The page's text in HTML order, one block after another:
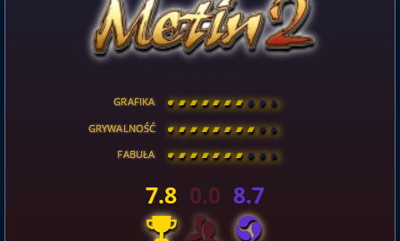
GRAFIKA [ \ \ \ \ \ \ \ \ ]
GRYWALNOŚĆ [ \ \ \ \ \ \ \ \ ]
FABUŁA [ \ \ \ \ \ \ \ \ ]
7.8 0.0 8.7